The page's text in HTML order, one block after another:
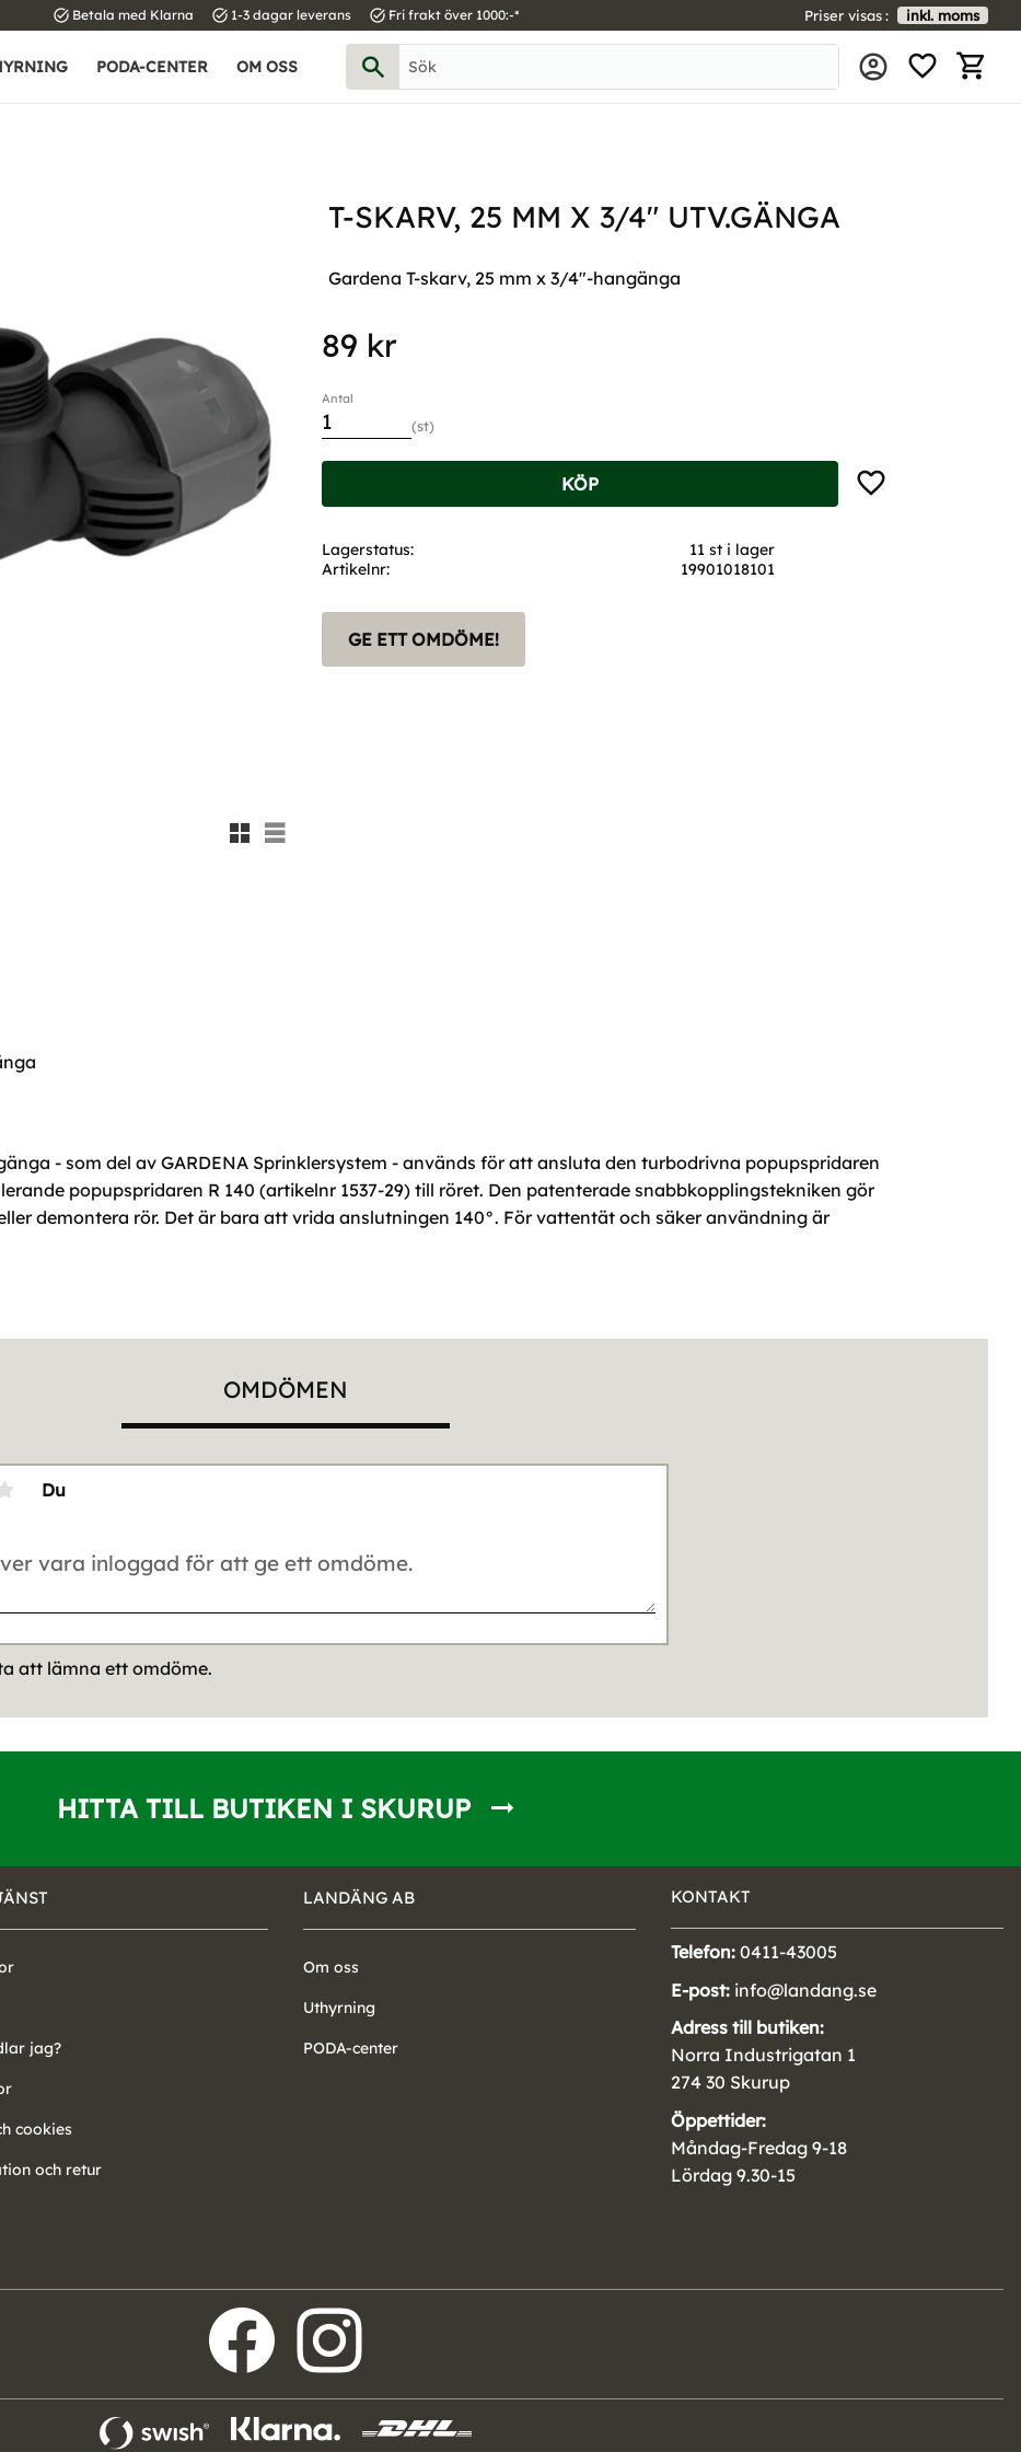
task_alt Betala med Klarna task_alt 1-3 dagar leverans task_alt Fri frakt över 1000:-* Priser visas inkl. moms
PODA-CENTER OM OSS
T-SKARV, 25 MM X 3/4" UTV.GÄNGA
Gardena T-skarv, 25 mm x 3/4"-hangänga
Rutnätsvy
Listvy
89 kr
Antal
st
KÖP Lägg till i favoriter
Lagerstatus
11 st i lager
Artikelnr
19901018101
GE ETT OMDÖME!
- som del av GARDENA Sprinklersystem - används för att ansluta den turbodrivna popupspridaren
popupspridaren R 140 (artikelnr 1537-29) till röret. Den patenterade snabbkopplingstekniken gör
demontera rör. Det är bara att vrida anslutningen 140°. För vattentät och säker användning är
OMDÖMEN
Du
att lämna ett omdöme.
HITTA TILL BUTIKEN I SKURUP
jag?
cookies
och retur
LANDÄNG AB
Om oss
Uthyrning
PODA-center
KONTAKT
Telefon: 0411-43005
E-post: info@landang.se
Adress till butiken:
Norra Industrigatan 1
274 30 Skurup
Öppettider:
Måndag-Fredag 9-18
Lördag 9.30-15